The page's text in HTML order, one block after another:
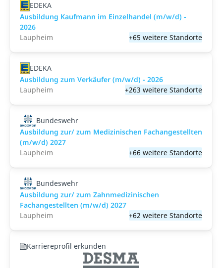
EDEKA
Ausbildung Kaufmann im Einzelhandel (m/w/d) -
2026
Laupheim
+65 weitere Standorte
EDEKA
Ausbildung zum Verkäufer (m/w/d) - 2026
Laupheim
+263 weitere Standorte
Bundeswehr
Ausbildung zur/ zum Medizinischen Fachangestellten
(m/w/d) 2027
Laupheim
+66 weitere Standorte
Bundeswehr
Ausbildung zur/ zum Zahnmedizinischen
Fachangestellten (m/w/d) 2027
Laupheim
+62 weitere Standorte
Karriereprofil erkunden